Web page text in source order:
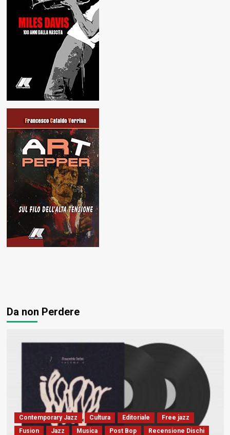
Da non Perdere
Contemporary Jazz Cultura Editoriale
Free jazz
Fusion
Jazz Musica Post Bop
Recensione Dischi